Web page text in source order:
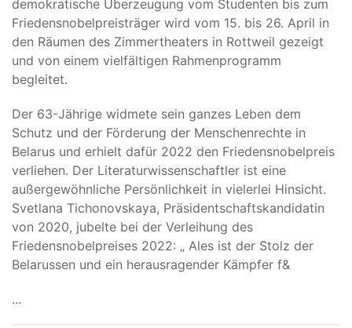
demokratische Überzeugung vom Studenten bis zum
Friedensnobelpreisträger wird vom 15. bis 26. April in
den Räumen des Zimmertheaters in Rottweil gezeigt
und von einem vielfältigen Rahmenprogramm
begleitet.
Der 63-Jährige widmete sein ganzes Leben dem
Schutz und der Förderung der Menschenrechte in
Belarus und erhielt dafür 2022 den Friedensnobelpreis
verliehen. Der Literaturwissenschaftler ist eine
außergewöhnliche Persönlichkeit in vielerlei Hinsicht.
Svetlana Tichonovskaya, Präsidentschaftskandidatin
von 2020, jubelte bei der Verleihung des
Friedensnobelpreises 2022: „ Ales ist der Stolz der
Belarussen und ein herausragender Kämpfer f&
...